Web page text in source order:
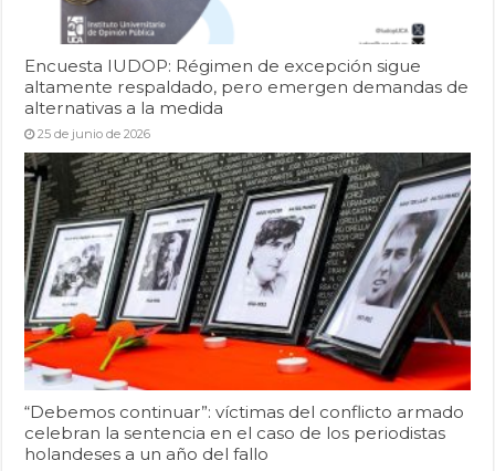
Encuesta IUDOP: Régimen de excepción sigue
altamente respaldado, pero emergen demandas de
alternativas a la medida
25 de junio de 2026
“Debemos continuar”: víctimas del conflicto armado
celebran la sentencia en el caso de los periodistas
holandeses a un año del fallo